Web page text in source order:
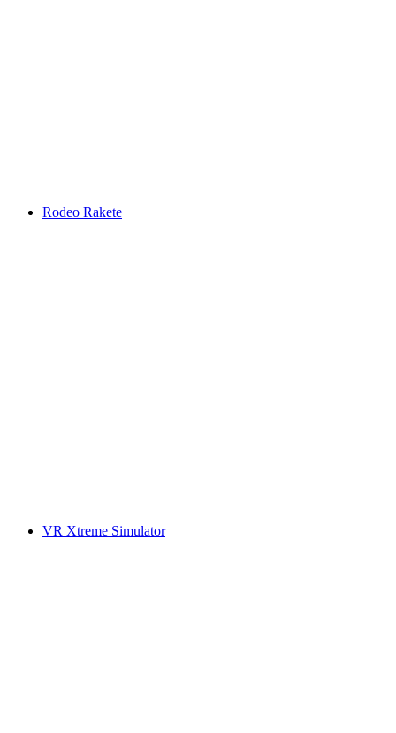
Rodeo Rakete
VR Xtreme Simulator